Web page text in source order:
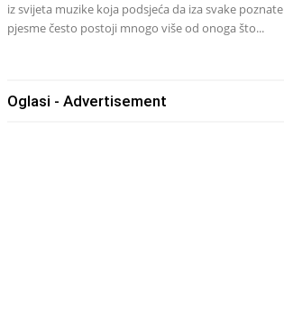
iz svijeta muzike koja podsjeća da iza svake poznate
pjesme često postoji mnogo više od onoga što...
Oglasi - Advertisement